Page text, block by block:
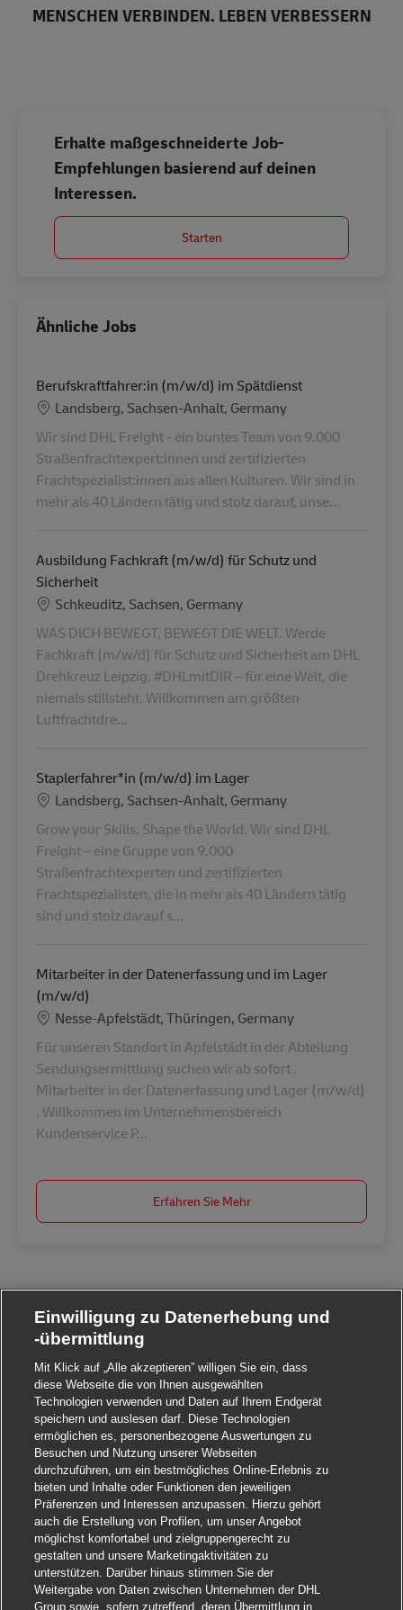
MENSCHEN VERBINDEN. LEBEN VERBESSERN
Erhalte maßgeschneiderte Job-
Empfehlungen basierend auf deinen
Interessen.
Starten
Ähnliche Jobs
Berufskraftfahrer:in (m/w/d) im Spätdienst
Standort
Landsberg, Sachsen-Anhalt, Germany
Wir sind DHL Freight - ein buntes Team von 9.000
Straßenfrachtexpert:innen und zertifizierten
Frachtspezialist:innen aus allen Kulturen. Wir sind in
mehr als 40 Ländern tätig und stolz darauf, unse...
Ausbildung Fachkraft (m/w/d) für Schutz und
Sicherheit
Standort
Schkeuditz, Sachsen, Germany
WAS DICH BEWEGT, BEWEGT DIE WELT. Werde
Fachkraft (m/w/d) für Schutz und Sicherheit am DHL
Drehkreuz Leipzig. #DHLmitDIR – für eine Welt, die
niemals stillsteht. Willkommen am größten
Luftfrachtdre...
Staplerfahrer*in (m/w/d) im Lager
Standort
Landsberg, Sachsen-Anhalt, Germany
Grow your Skills. Shape the World. Wir sind DHL
Freight – eine Gruppe von 9.000
Straßenfrachtexperten und zertifizierten
Frachtspezialisten, die in mehr als 40 Ländern tätig
sind und stolz darauf s...
Mitarbeiter in der Datenerfassung und im Lager
(m/w/d)
Standort
Nesse-Apfelstädt, Thüringen, Germany
Für unseren Standort in Apfelstädt in der Abteilung
Sendungsermittlung suchen wir ab sofort .
Mitarbeiter in der Datenerfassung und Lager (m/w/d)
. Willkommen im Unternehmensbereich
Kundenservice P...
Erfahren Sie Mehr
Einwilligung zu Datenerhebung und
-übermittlung
Mit Klick auf „Alle akzeptieren” willigen Sie ein, dass
diese Webseite die von Ihnen ausgewählten
Technologien verwenden und Daten auf Ihrem Endgerät
speichern und auslesen darf. Diese Technologien
ermöglichen es, personenbezogene Auswertungen zu
Besuchen und Nutzung unserer Webseiten
durchzuführen, um ein bestmögliches Online-Erlebnis zu
bieten und Inhalte oder Funktionen den jeweiligen
Präferenzen und Interessen anzupassen. Hierzu gehört
auch die Erstellung von Profilen, um unser Angebot
möglichst komfortabel und zielgruppengerecht zu
gestalten und unsere Marketingaktivitäten zu
unterstützen. Darüber hinaus stimmen Sie der
Weitergabe von Daten zwischen Unternehmen der DHL
Group sowie, sofern zutreffend, deren Übermittlung in